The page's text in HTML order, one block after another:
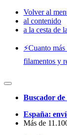
Volver al
al contenido
a la cesta de
⚡️Cuanto
filamentos y
Buscador de
España:
Más de